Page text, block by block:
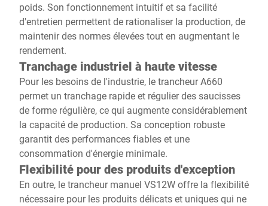
poids. Son fonctionnement intuitif et sa facilité
d'entretien permettent de rationaliser la production, de
maintenir des normes élevées tout en augmentant le
rendement.
Tranchage industriel à haute vitesse
Pour les besoins de l'industrie, le trancheur A660
permet un tranchage rapide et régulier des saucisses
de forme régulière, ce qui augmente considérablement
la capacité de production. Sa conception robuste
garantit des performances fiables et une
consommation d'énergie minimale.
Flexibilité pour des produits d'exception
En outre, le trancheur manuel VS12W offre la flexibilité
nécessaire pour les produits délicats et uniques qui ne